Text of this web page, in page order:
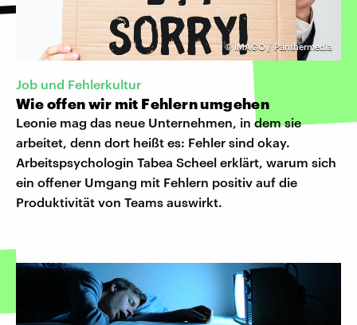
©IMAGO / Panthermedia
Job und Fehlerkultur
Wie offen wir mit Fehlern umgehen
Leonie mag das neue Unternehmen, in dem sie
arbeitet, denn dort heißt es: Fehler sind okay.
Arbeitspsychologin Tabea Scheel erklärt, warum sich
ein offener Umgang mit Fehlern positiv auf die
Produktivität von Teams auswirkt.